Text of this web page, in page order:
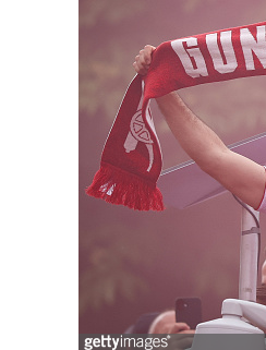
Другие
Таблицы
Таблицы
Украина.
Украина.
Лига
Англия.
Испания.
Все
Рейтинг
Рейтинг
Рейтинг
ТВ программа